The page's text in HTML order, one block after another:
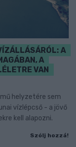
A
A
VAN
helyzetére sem
vízlépcső - a jövő
kell alapozni.
Szólj hozzá!